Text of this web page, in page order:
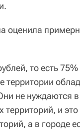
оценила
то есть
территории
не нуждаются в
территорий, и
а в городе